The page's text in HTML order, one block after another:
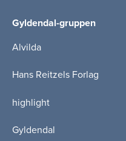
Gyldendal-gruppen
Alvilda
Hans Reitzels Forlag
highlight
Gyldendal